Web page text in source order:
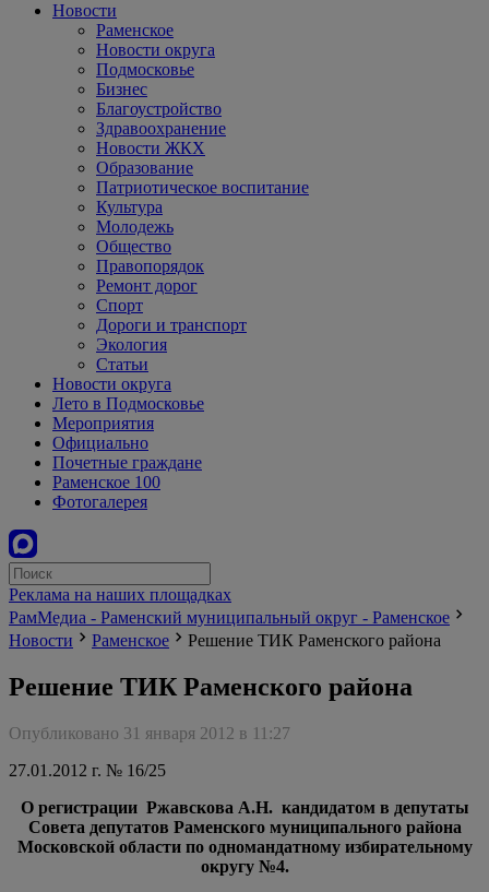
Новости
Раменское
Новости округа
Подмосковье
Бизнес
Благоустройство
Здравоохранение
Новости ЖКХ
Образование
Патриотическое воспитание
Культура
Молодежь
Общество
Правопорядок
Ремонт дорог
Спорт
Дороги и транспорт
Экология
Статьи
Новости округа
Лето в Подмосковье
Мероприятия
Официально
Почетные граждане
Раменское 100
Фотогалерея
Реклама на наших площадках
РамМедиа - Раменский муниципальный округ - Раменское
Новости
Раменское Решение ТИК Раменского района
Решение ТИК Раменского района
Опубликовано 31 января 2012 в 11:27
27.01.2012 г. № 16/25
О регистрации Ржавскова А.Н. кандидатом в депутаты
Совета депутатов Раменского муниципального района
Московской области по одномандатному избирательному
округу №4.